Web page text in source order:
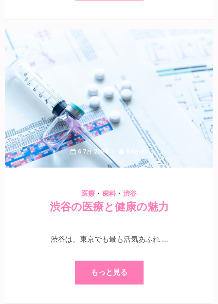
6 7月 2024 Kogure
医療 ・ 歯科 ・ 渋谷
渋谷の医療と健康の魅力
渋谷は、東京でも最も活気あふれ …
もっと見る